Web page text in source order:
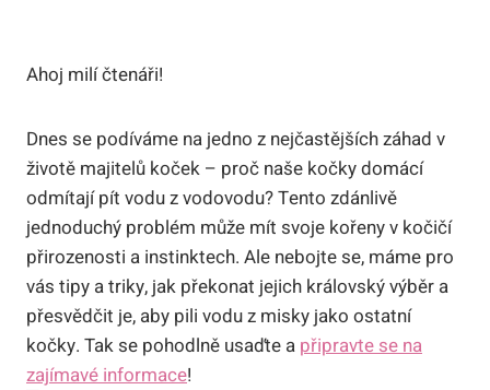
Ahoj milí čtenáři!
Dnes se podíváme na jedno z nejčastějších záhad v
životě majitelů koček – proč naše kočky domácí
odmítají pít vodu z vodovodu? Tento zdánlivě
jednoduchý problém může mít svoje kořeny v kočičí
přirozenosti a instinktech. Ale nebojte se, máme pro
vás tipy a triky, jak překonat jejich královský výběr a
přesvědčit je, aby pili vodu z misky jako ostatní
kočky. Tak se pohodlně usaďte a připravte se na
zajímavé informace!